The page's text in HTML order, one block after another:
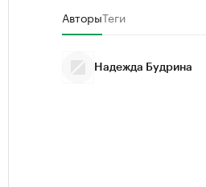
АвторыТеги
Надежда Будрина